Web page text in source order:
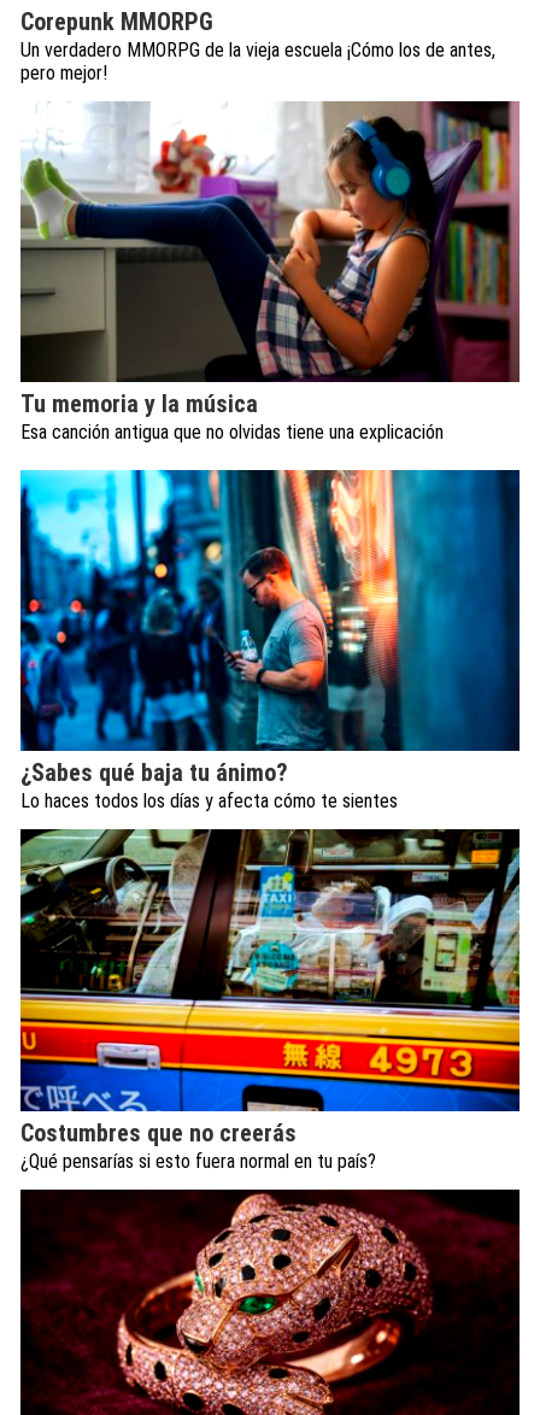
Corepunk MMORPG
Un verdadero MMORPG de la vieja escuela ¡Cómo los de antes,
pero mejor!
Tu memoria y la música
Esa canción antigua que no olvidas tiene una explicación
¿Sabes qué baja tu ánimo?
Lo haces todos los días y afecta cómo te sientes
Costumbres que no creerás
¿Qué pensarías si esto fuera normal en tu país?